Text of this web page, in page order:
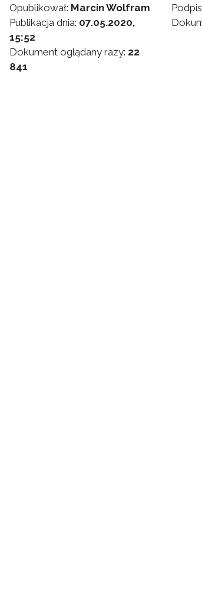
Opublikował: Marcin Wolfram
Publikacja dnia: 07.05.2020,
15:52
Dokument oglądany razy: 22
841